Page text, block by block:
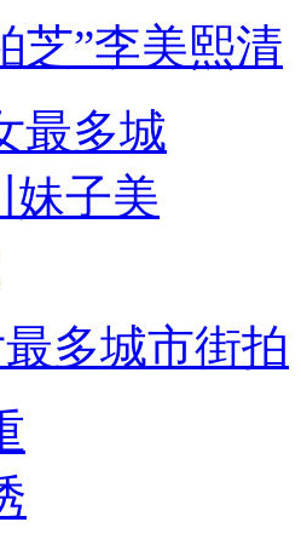
芝”李美熙清
多城市街拍